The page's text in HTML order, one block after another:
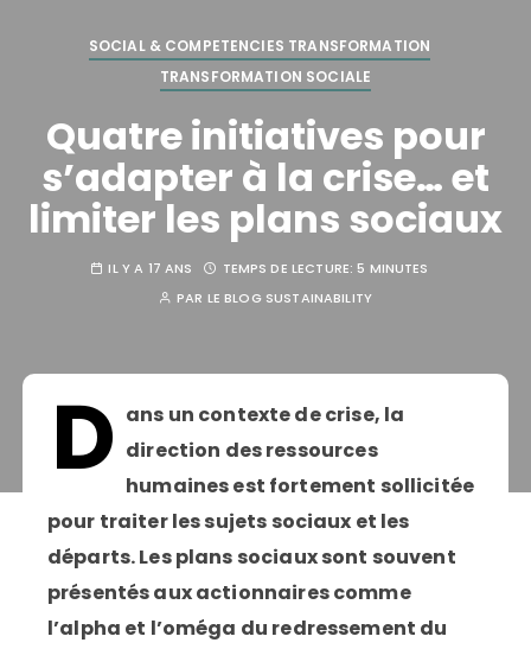
SOCIAL & COMPETENCIES TRANSFORMATION
TRANSFORMATION SOCIALE
Quatre initiatives pour
s’adapter à la crise… et
limiter les plans sociaux
IL Y A 17 ANS TEMPS DE LECTURE:5 MINUTES
PAR LE BLOG SUSTAINABILITY
D ans un contexte de crise, la
direction des ressources
humaines est fortement sollicitée
pour traiter les sujets sociaux et les
départs. Les plans sociaux sont souvent
présentés aux actionnaires comme
l’alpha et l’oméga du redressement du